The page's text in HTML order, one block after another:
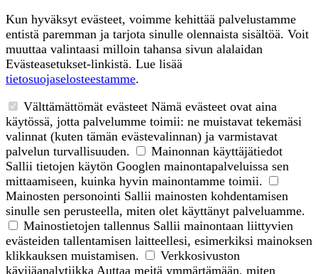
Kun hyväksyt evästeet, voimme kehittää palvelustamme
entistä paremman ja tarjota sinulle olennaista sisältöä. Voit
muuttaa valintaasi milloin tahansa sivun alalaidan
Evästeasetukset-linkistä. Lue lisää
tietosuojaselosteestamme.
Välttämättömät evästeet Nämä evästeet ovat aina
käytössä, jotta palvelumme toimii: ne muistavat tekemäsi
valinnat (kuten tämän evästevalinnan) ja varmistavat
palvelun turvallisuuden.
Mainonnan käyttäjätiedot
Sallii tietojen käytön Googlen mainontapalveluissa sen
mittaamiseen, kuinka hyvin mainontamme toimii.
Mainosten personointi Sallii mainosten kohdentamisen
sinulle sen perusteella, miten olet käyttänyt palveluamme.
Mainostietojen tallennus Sallii mainontaan liittyvien
evästeiden tallentamisen laitteellesi, esimerkiksi mainoksen
klikkauksen muistamisen.
Verkkosivuston
kävijäanalytiikka Auttaa meitä ymmärtämään, miten